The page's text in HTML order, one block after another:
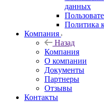
данных
Политика
Компания
Назад
Компания
О компании
Документы
Партнеры
Отзывы
Контакты